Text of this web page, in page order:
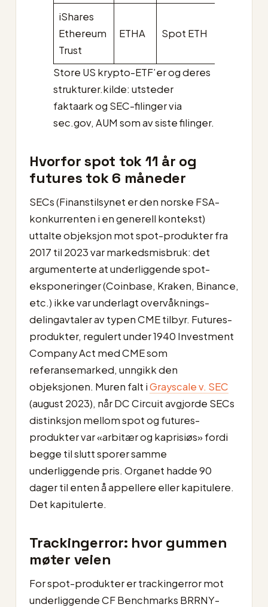
iShares
Ethereum
Trust
ETHA Spot ETH
Store US krypto-ETF’er og deres
strukturer.kilde: utsteder
faktaark og SEC-filinger via
sec.gov, AUM som av siste filinger.
Hvorfor spot tok 11 år og
futures tok 6 måneder
SECs (Finanstilsynet er den norske FSA-
konkurrenten i en generell kontekst)
uttalte objeksjon mot spot-produkter fra
2017 til 2023 var markedsmisbruk: det
argumenterte at underliggende spot-
eksponeringer (Coinbase, Kraken, Binance,
etc.) ikke var underlagt overvåknings-
delingavtaler av typen CME tilbyr. Futures-
produkter, regulert under 1940 Investment
Company Act med CME som
referansemarked, unngikk den
objeksjonen. Muren falt iGrayscale v. SEC
(august 2023), når DC Circuit avgjorde SECs
distinksjon mellom spot og futures-
produkter var «arbitær og kaprisiøs» fordi
begge til slutt sporer samme
underliggende pris. Organet hadde 90
dager til enten å appellere eller kapitulere.
Det kapitulerte.
Trackingerror: hvor gummen
møter veien
For spot-produkter er trackingerror mot
underliggende CF Benchmarks BRRNY-